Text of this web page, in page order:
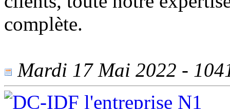
complète.
Mardi 17 Mai 2022 -